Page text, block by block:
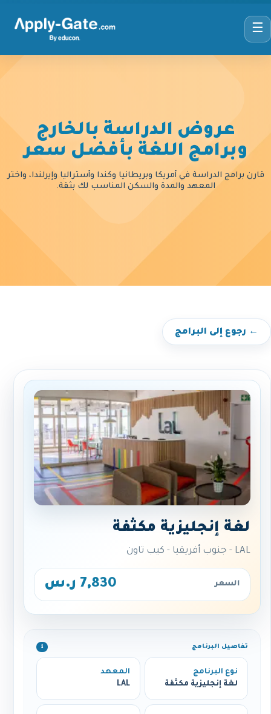
☰
عروض الدراسة بالخارج
وبرامج اللغة بأفضل سعر
قارن برامج الدراسة في أمريكا وبريطانيا وكندا وأستراليا وإيرلندا، واختر
المعهد والمدة والسكن المناسب لك بثقة.
← رجوع إلى البرامج
لغة إنجليزية مكثفة
LAL - جنوب أفريقيا - كيب تاون
السعر 7,830 ر.س
تفاصيل البرنامج ℹ️
نوع البرنامج
لغة إنجليزية مكثفة
المعهد
LAL